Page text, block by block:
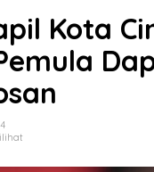
u
c
a
K
Kota